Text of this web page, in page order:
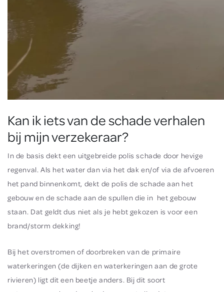
Kan ik iets van de schade verhalen
bij mijn verzekeraar?
In de basis dekt een uitgebreide polis schade door hevige
regenval. Als het water dan via het dak en/of via de afvoeren
het pand binnenkomt, dekt de polis de schade aan het
gebouw en de schade aan de spullen die in het gebouw
staan. Dat geldt dus niet als je hebt gekozen is voor een
brand/storm dekking!
Bij het overstromen of doorbreken van de primaire
waterkeringen (de dijken en waterkeringen aan de grote
rivieren) ligt dit een beetje anders. Bij dit soort